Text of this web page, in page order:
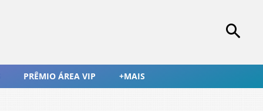
PRÊMIO ÁREA VIP +MAIS